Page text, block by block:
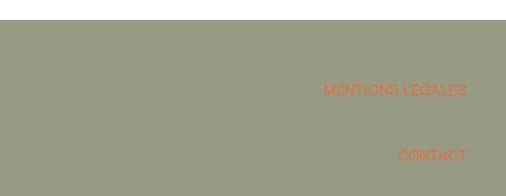
MENTIONS LÉGALES
CONTACT